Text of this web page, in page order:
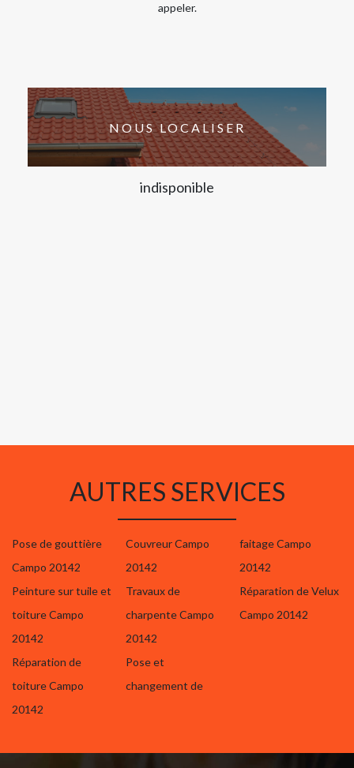
appeler.
NOUS LOCALISER
indisponible
AUTRES SERVICES
Pose de gouttière
Campo 20142
Peinture sur tuile et
toiture Campo
20142
Réparation de
toiture Campo
20142
Couvreur Campo
20142
Travaux de
charpente Campo
20142
Pose et
changement de
faitage Campo
20142
Réparation de Velux
Campo 20142